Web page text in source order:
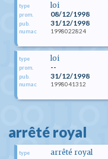
type loi
prom. 08/12/1998
pub. 31/12/1998
numac 1998022824
type loi
prom. --
pub. 31/12/1998
numac 1998041312
arrêté royal
type arrêté royal